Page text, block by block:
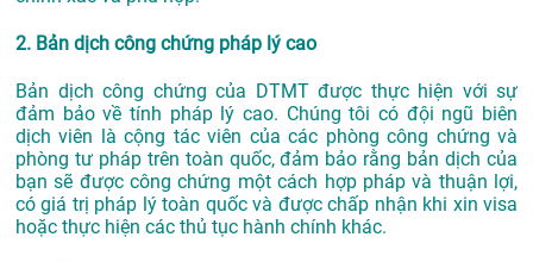
2. Bản dịch công chứng pháp lý cao
Bản dịch công chứng của DTMT được thực hiện với sự
đảm bảo về tính pháp lý cao. Chúng tôi có đội ngũ biên
dịch viên là cộng tác viên của các phòng công chứng và
phòng tư pháp trên toàn quốc, đảm bảo rằng bản dịch của
bạn sẽ được công chứng một cách hợp pháp và thuận lợi,
có giá trị pháp lý toàn quốc và được chấp nhận khi xin visa
hoặc thực hiện các thủ tục hành chính khác.